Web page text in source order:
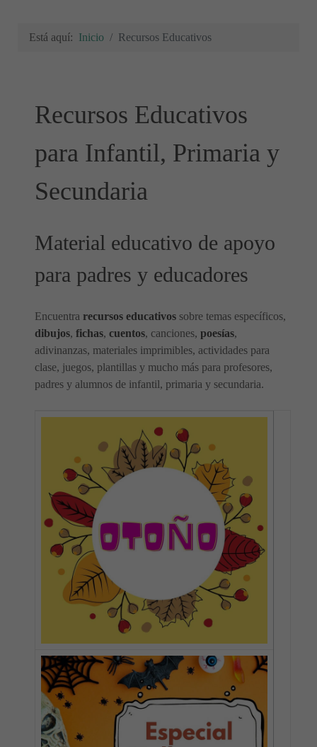
Está aquí: Inicio Recursos Educativos
Recursos Educativos
para Infantil, Primaria y
Secundaria
Material educativo de apoyo
para padres y educadores
Encuentra recursos educativos sobre temas específicos,
dibujos, fichas, cuentos, canciones, poesías,
adivinanzas, materiales imprimibles, actividades para
clase, juegos, plantillas y mucho más para profesores,
padres y alumnos de infantil, primaria y secundaria.